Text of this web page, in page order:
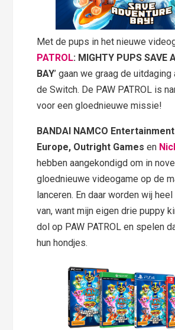
Met de pups in het nieuwe
PATROL: MIGHTY PUPS SAVE
BAY’ gaan we graag de uitdaging
de Switch. De PAW PATROL is
voor een gloednieuwe missie!
BANDAI NAMCO Entertainment
Europe, Outright Games en
hebben aangekondigd om in
gloednieuwe videogame op de
lanceren. En daar worden wij
van, want mijn eigen drie puppy
dol op PAW PATROL en spelen
hun hondjes.